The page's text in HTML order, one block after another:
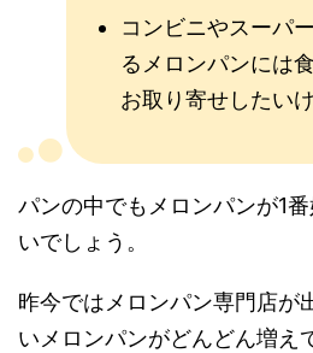
コンビニやスーパ
るメロンパンには
お取り寄せしたい
パンの中でもメロンパンが1
いでしょう。
昨今ではメロンパン専門店が
いメロンパンがどんどん増え